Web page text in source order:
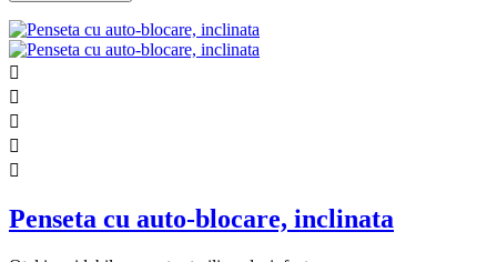





Penseta cu auto-blocare, inclinata